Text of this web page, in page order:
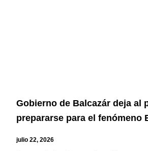
Gobierno de Balcazár deja al
prepararse para el fenómeno
julio 22, 2026